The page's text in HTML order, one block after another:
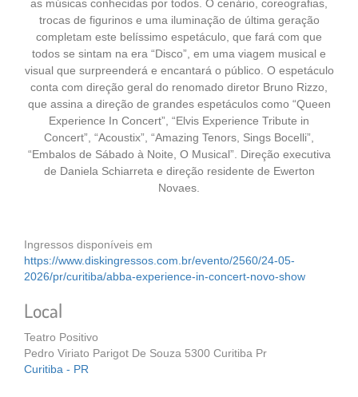
as músicas conhecidas por todos. O cenário, coreografias,
trocas de figurinos e uma iluminação de última geração
completam este belíssimo espetáculo, que fará com que
todos se sintam na era “Disco”, em uma viagem musical e
visual que surpreenderá e encantará o público. O espetáculo
conta com direção geral do renomado diretor Bruno Rizzo,
que assina a direção de grandes espetáculos como “Queen
Experience In Concert”, “Elvis Experience Tribute in
Concert”, “Acoustix”, “Amazing Tenors, Sings Bocelli”,
“Embalos de Sábado à Noite, O Musical”. Direção executiva
de Daniela Schiarreta e direção residente de Ewerton
Novaes.
Ingressos disponíveis em
https://www.diskingressos.com.br/evento/2560/24-05-
2026/pr/curitiba/abba-experience-in-concert-novo-show
Local
Teatro Positivo
Pedro Viriato Parigot De Souza 5300 Curitiba Pr
Curitiba - PR